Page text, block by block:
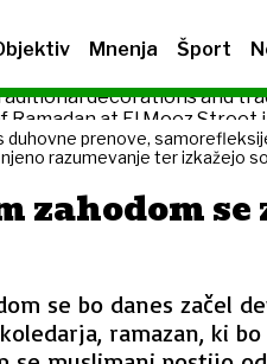
Mnenja Šport
prenove,
razumevanje ter izkažejo
zahodom se
se bo danes začel
ramazan, ki